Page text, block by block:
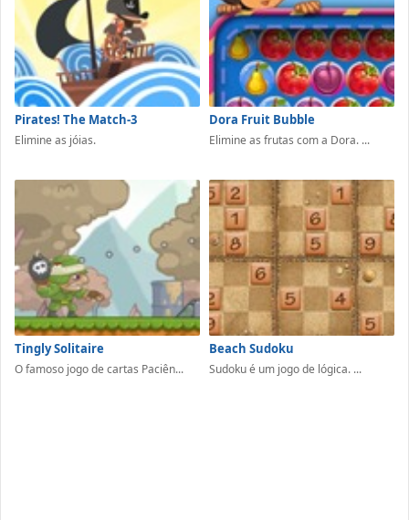
Pirates! The Match-3
Elimine as jóias.
Dora Fruit Bubble
Elimine as frutas com a Dora. ...
Tingly Solitaire
O famoso jogo de cartas Paciên...
Beach Sudoku
Sudoku é um jogo de lógica. ...